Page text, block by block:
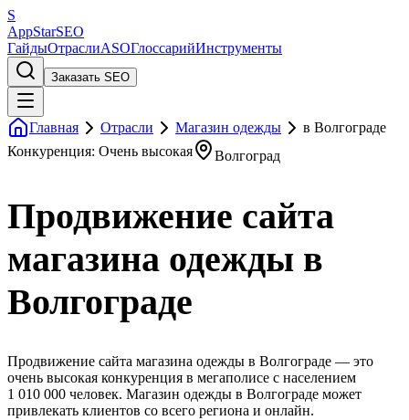
S
AppStarSEO
ГайдыОтраслиASOГлоссарийИнструменты
Заказать SEO
Главная Отрасли Магазин одежды
в Волгограде
Конкуренция: Очень высокая
Волгоград
Продвижение сайта
магазина одежды в
Волгограде
Продвижение сайта магазина одежды в Волгограде — это
очень высокая конкуренция в мегаполисе с населением
1 010 000 человек. Магазин одежды в Волгограде может
привлекать клиентов со всего региона и онлайн.